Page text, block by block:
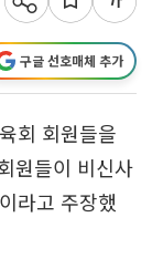
구글 선호매체 추가
회 회원들을
원들이 비신사
라고 주장했